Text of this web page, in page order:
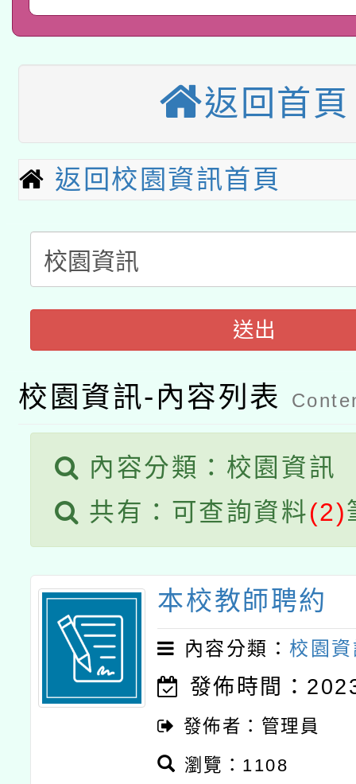
用水績優單位及節水達
動」
桃園市孔廟祈福系列
開 智慧啟航」
2026年桃園地景藝術
本校115學年度第2次
招甄選結果公告(無人
招)
適應運動共學行動站研
本館辦理115年度閱讀
暨閱讀推動專業研習
科技賦能─人工智慧
「數位內容與教學軟體
pilot」
薪期間赴陸應申請許可
轉知經濟部水利署委託
業技術研究院辦理「
用水績優單位及節水達
動」
115年8月22日(星期六
開 智慧啟航」
2026年桃園地景藝術
返回首頁
返回校園資訊首頁
送出
校園資訊-內容列表
內容分類：校園資訊
共有：可查詢資料(2)
本校教師聘約
內容分類：校園
發佈時間：
發佈者：管理員
瀏覽：1108